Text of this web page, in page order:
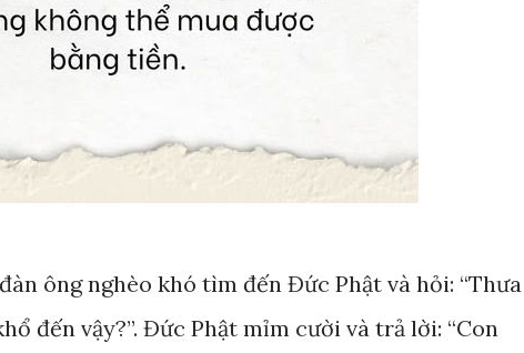
ông nghèo khó tìm đến Đức Phật và hỏi: “Thưa
đến vậy?”. Đức Phật mỉm cười và trả lời: “Con